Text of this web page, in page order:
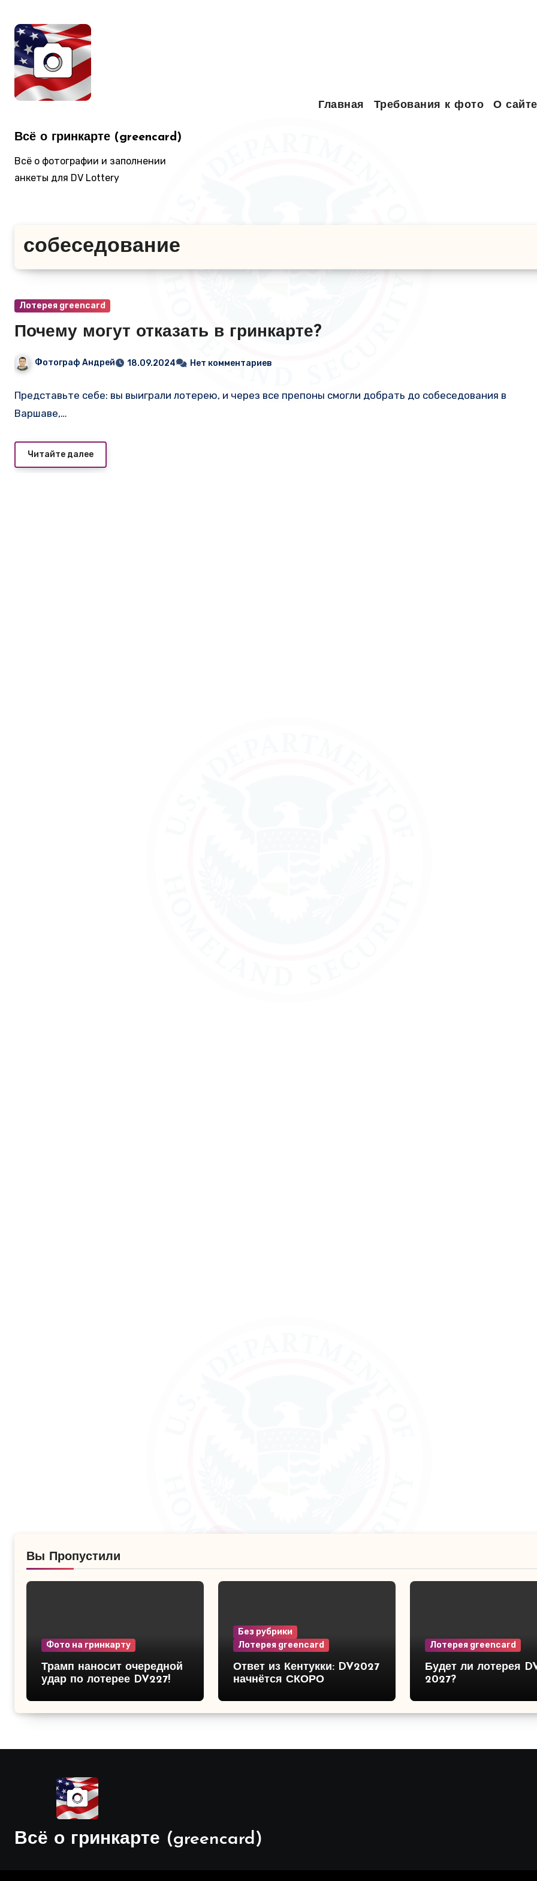
содержанию
Всё о гринкарте (greencard)
Всё о фотографии и заполнении
анкеты для DV Lottery
Главная Требования к фото О сайте
собеседование
Лотерея greencard
Почему могут отказать в гринкарте?
Фотограф Андрей 18.09.2024 Нет комментариев
Представьте себе: вы выиграли лотерею, и через все препоны смогли добрать до собеседования в
Варшаве,…
Читайте далее
Вы Пропустили
Фото на гринкарту
Трамп наносит очередной
удар по лотерее DV227!
Без рубрики
Лотерея greencard
Ответ из Кентукки: DV2027
начнётся СКОРО
Лотерея greencard
Будет ли лотерея
2027?
Всё о гринкарте (greencard)